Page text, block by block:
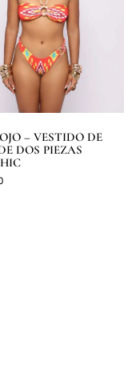
– VESTIDO DE
DOS PIEZAS